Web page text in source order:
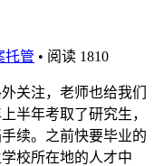
托管 • 阅读 1810
关注，老师也给我们
半年考取了研究生，
续。之前快要毕业的
校所在地的人才中